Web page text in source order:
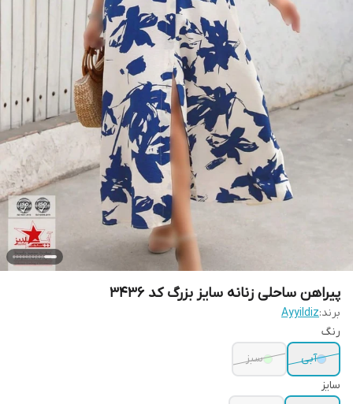
پیراهن ساحلی زنانه سایز بزرگ کد 3436
برند:Ayyildiz
رنگ
آبی
سبز
سایز